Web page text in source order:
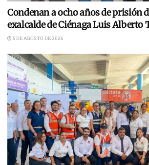
Condenan a ocho años de prisión
exalcalde de Ciénaga Luis Alberto
5 DE AGOSTO DE 2026